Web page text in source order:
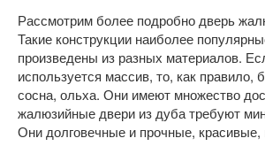
Рассмотрим более подробно дверь
Такие конструкции наиболее
произведены из разных материалов.
используется массив, то, как правило,
сосна, ольха. Они имеют множество
жалюзийные двери из дуба требуют
Они долговечные и прочные,